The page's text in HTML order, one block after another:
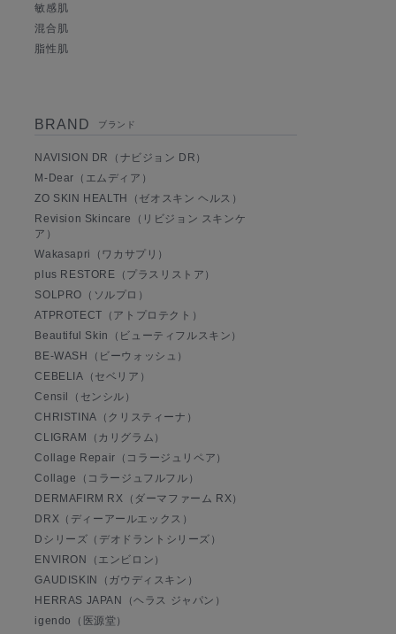
敏感肌
混合肌
脂性肌
BRAND ブランド
NAVISION DR（ナビジョン DR）
M-Dear（エムディア）
ZO SKIN HEALTH（ゼオスキン ヘルス）
Revision Skincare（リビジョン スキンケ
ア）
Wakasapri（ワカサプリ）
plus RESTORE（プラスリストア）
SOLPRO（ソルプロ）
ATPROTECT（アトプロテクト）
Beautiful Skin（ビューティフルスキン）
BE-WASH（ビーウォッシュ）
CEBELIA（セベリア）
Censil（センシル）
CHRISTINA（クリスティーナ）
CLIGRAM（カリグラム）
Collage Repair（コラージュリペア）
Collage（コラージュフルフル）
DERMAFIRM RX（ダーマファーム RX）
DRX（ディーアールエックス）
Dシリーズ（デオドラントシリーズ）
ENVIRON（エンビロン）
GAUDISKIN（ガウディスキン）
HERRAS JAPAN（ヘラス ジャパン）
igendo（医源堂）